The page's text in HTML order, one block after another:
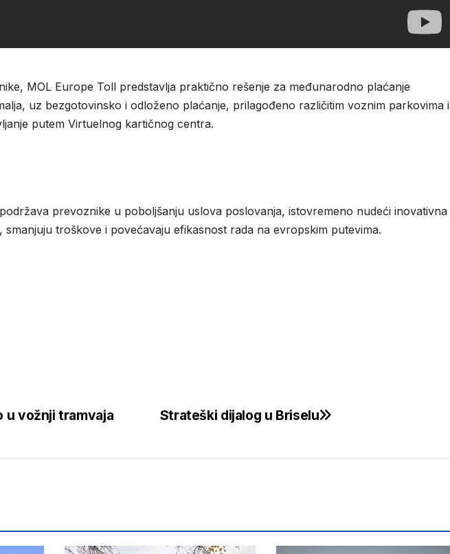
MOL Europe Toll predstavlja praktično rešenje za međunarodno plaćanje
uz bezgotovinsko i odloženo plaćanje, prilagođeno različitim voznim parkovima i
putem Virtuelnog kartičnog centra.
prevoznike u poboljšanju uslova poslovanja, istovremeno nudeći inovativna
smanjuju troškove i povećavaju efikasnost rada na evropskim putevima.
Strateški dijalog u Briselu
vožnji tramvaja